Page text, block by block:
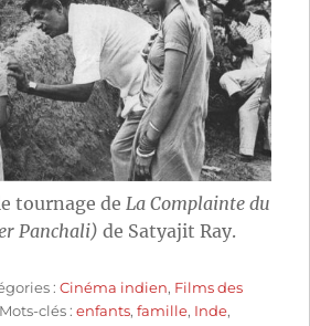
tournage de La Complainte du
Panchali) de Satyajit Ray.
:Cinéma indien, Films des
Étiquettes
Mots-clés :enfants,famille, Inde,